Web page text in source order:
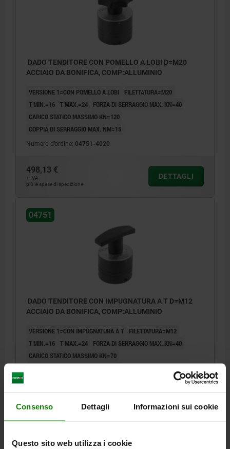
Consenso Dettagli Informazioni sui cookie
Questo sito web utilizza i cookie
DADO TENDITORE CON POMELLO A LOBI D=M20
ACCIAIO DA BONIFICA, COMP:ALLUMINIO
VERSIONE 1=CON POMELLO A LOBI
FILETTATURA=M20
T MIN.=16 T MAX.=24
FORZA DI SERRAGGIO MAX. KN=40
CARICO STATICO MASSIMO KN=120
COPPIA DI SERRAGGIO MAX. NM=15
Numero d’ordine: 04751-4020
498,13 €
+ IVA
più le spese di spedizione
DETTAGLI
04751
DADO TENDITORE CON IMPUGNATURA A T D=M12
ACCIAIO DA BONIFICA, COMP:ALLUMINIO
VERSIONE 1=CON IMPUGNATURA A T
FILETTATURA=M12
T MIN.=16 T MAX.=24
FORZA DI SERRAGGIO MAX. KN=40
CARICO STATICO MASSIMO KN=70
498,13 €
più le spese di spedizione